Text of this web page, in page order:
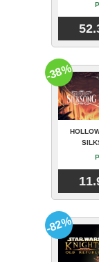
-38%
-82%